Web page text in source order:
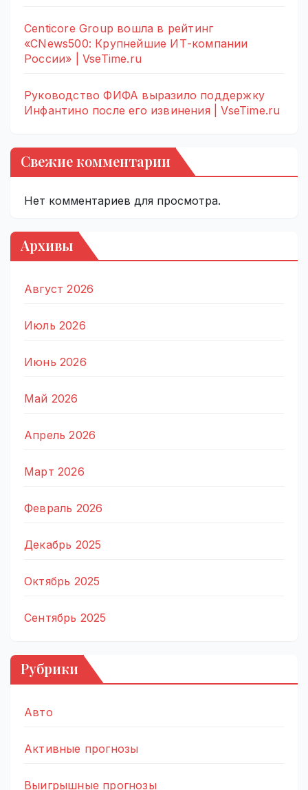
Centicore Group вошла в рейтинг
«CNews500: Крупнейшие ИТ-компании
России» | VseTime.ru
Руководство ФИФА выразило поддержку
Инфантино после его извинения | VseTime.ru
Свежие комментарии
Нет комментариев для просмотра.
Архивы
Август 2026
Июль 2026
Июнь 2026
Май 2026
Апрель 2026
Март 2026
Февраль 2026
Декабрь 2025
Октябрь 2025
Сентябрь 2025
Рубрики
Авто
Активные прогнозы
Выигрышные прогнозы